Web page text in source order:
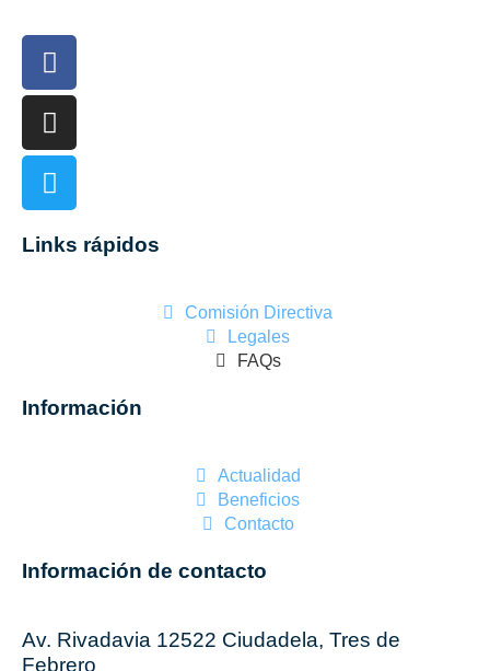
Links rápidos
Comisión Directiva
Legales
FAQs
Información
Actualidad
Beneficios
Contacto
Información de contacto
Av. Rivadavia 12522 Ciudadela, Tres de
Febrero